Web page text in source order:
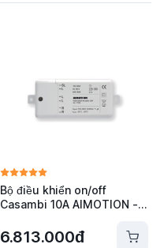
Bộ điều khiển on/off
Casambi 10A AIMOTION -
6.813.000đ